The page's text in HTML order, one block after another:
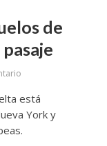
de
está
York y